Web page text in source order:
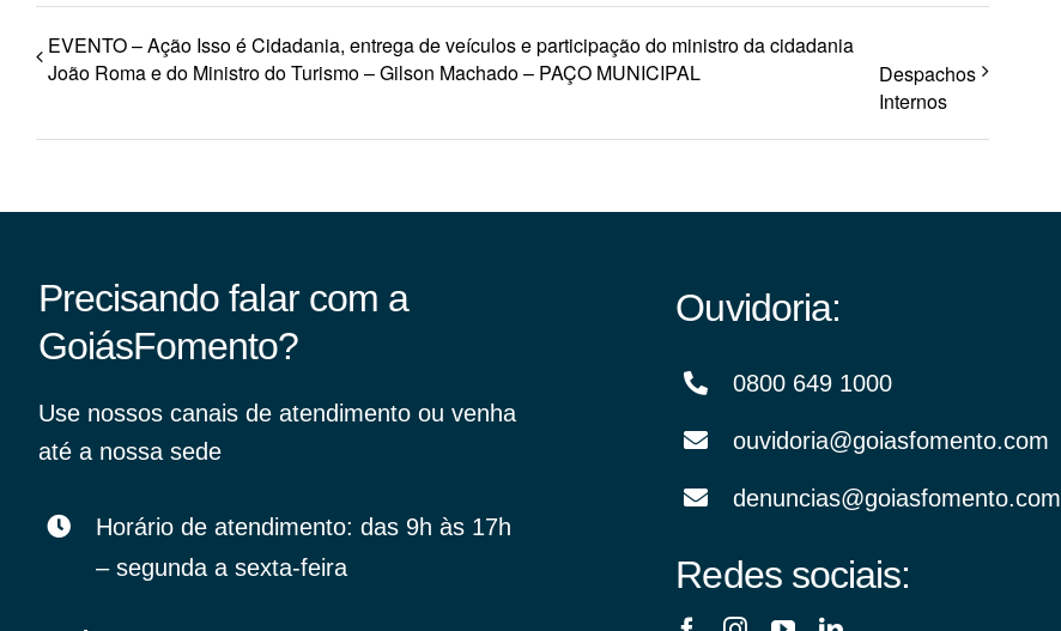
EVENTO – Ação Isso é Cidadania, entrega de veículos e participação do ministro da cidadania
João Roma e do Ministro do Turismo – Gilson Machado – PAÇO MUNICIPAL
Despachos
Internos
Precisando falar com a
GoiásFomento?
Use nossos canais de atendimento ou venha
até a nossa sede
Horário de atendimento: das 9h às 17h
– segunda a sexta-feira
Ouvidoria:
0800 649 1000
ouvidoria@goiasfomento.com
denuncias@goiasfomento.com
Redes sociais: